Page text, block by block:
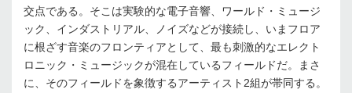
交点である。そこは実験的な電子音響、ワールド・ミュージ
ック、インダストリアル、ノイズなどが接続し、いまフロア
に根ざす音楽のフロンティアとして、最も刺激的なエレクト
ロニック・ミュージックが混在しているフィールドだ。まさ
に、そのフィールドを象徴するアーティスト2組が帯同する。